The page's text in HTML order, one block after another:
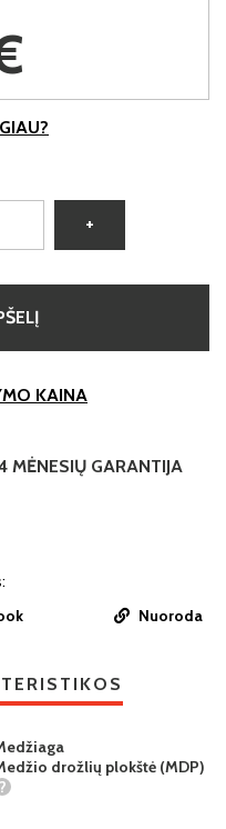
+
KAINA
MĖNESIŲ GARANTIJA
Nuoroda
drožlių plokštė (MDP)
?